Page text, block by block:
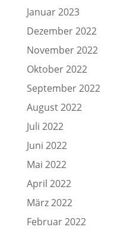
Januar 2023
Dezember 2022
November 2022
Oktober 2022
September 2022
August 2022
Juli 2022
Juni 2022
Mai 2022
April 2022
März 2022
Februar 2022